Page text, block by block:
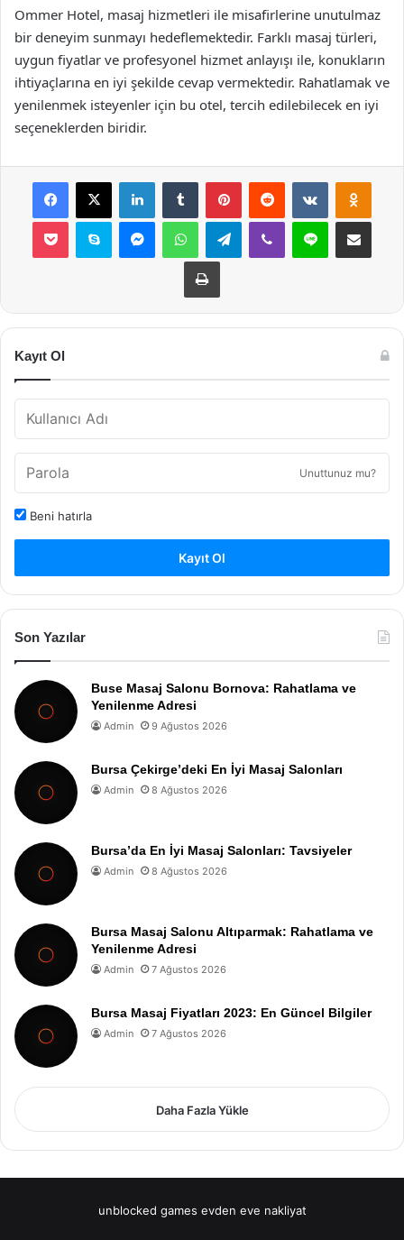
Ommer Hotel, masaj hizmetleri ile misafirlerine unutulmaz
bir deneyim sunmayı hedeflemektedir. Farklı masaj türleri,
uygun fiyatlar ve profesyonel hizmet anlayışı ile, konukların
ihtiyaçlarına en iyi şekilde cevap vermektedir. Rahatlamak ve
yenilenmek isteyenler için bu otel, tercih edilebilecek en iyi
seçeneklerden biridir.
Facebook
X LinkedInTumblr PinterestReddit VKontakte
Pocket Skype MessengerWhatsAppTelegramViber Line E-Posta ile
Yazdır
Kayıt Ol
Unuttunuz mu?
Beni hatırla
Kayıt Ol
Son Yazılar
Buse Masaj Salonu Bornova: Rahatlama ve
Yenilenme Adresi
Admin 9 Ağustos 2026
Bursa Çekirge’deki En İyi Masaj Salonları
Admin 8 Ağustos 2026
Bursa’da En İyi Masaj Salonları: Tavsiyeler
Admin 8 Ağustos 2026
Bursa Masaj Salonu Altıparmak: Rahatlama ve
Yenilenme Adresi
Admin 7 Ağustos 2026
Bursa Masaj Fiyatları 2023: En Güncel Bilgiler
Admin 7 Ağustos 2026
Daha Fazla Yükle
unblocked games evden eve nakliyat